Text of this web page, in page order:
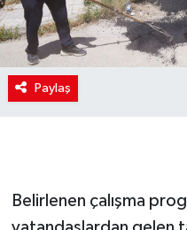
Paylaş
Belirlenen çalışma